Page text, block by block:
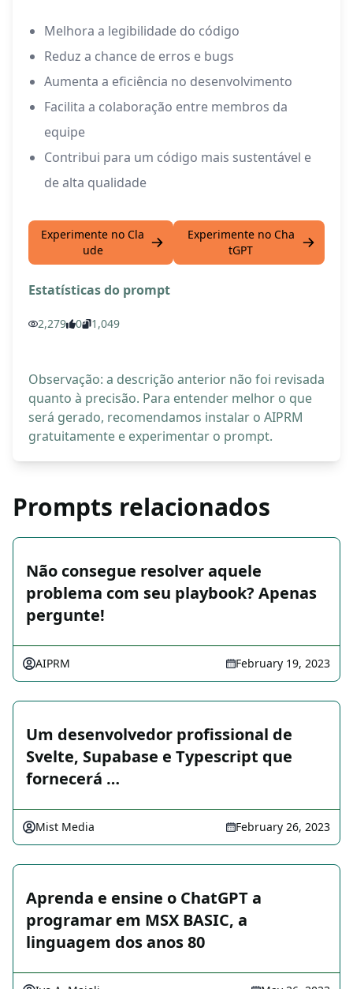
Melhora a legibilidade do código
Reduz a chance de erros e bugs
Aumenta a eficiência no desenvolvimento
Facilita a colaboração entre membros da
equipe
Contribui para um código mais sustentável e
de alta qualidade
Experimente no Cla
ude
Experimente no Cha
tGPT
Estatísticas do prompt
2,279 0 1,049
Observação: a descrição anterior não foi revisada
quanto à precisão. Para entender melhor o que
será gerado, recomendamos instalar o AIPRM
gratuitamente e experimentar o prompt.
Prompts relacionados
Não consegue resolver aquele
problema com seu playbook? Apenas
pergunte!
AIPRM February 19, 2023
Um desenvolvedor profissional de
Svelte, Supabase e Typescript que
fornecerá …
Mist Media February 26, 2023
Aprenda e ensine o ChatGPT a
programar em MSX BASIC, a
linguagem dos anos 80